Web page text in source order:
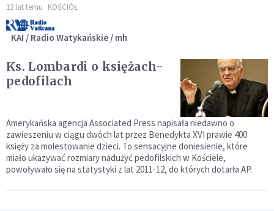
12 lat temu KOŚCIÓŁ
KAI / Radio Watykańskie / mh
Ks. Lombardi o księżach-
pedofilach
Amerykańska agencja Associated Press napisała niedawno o
zawieszeniu w ciągu dwóch lat przez Benedykta XVI prawie 400
księży za molestowanie dzieci. To sensacyjne doniesienie, które
miało ukazywać rozmiary nadużyć pedofilskich w Kościele,
powoływało się na statystyki z lat 2011-12, do których dotarła AP.